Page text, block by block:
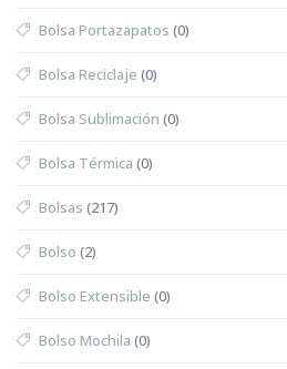
Bolsa Portazapatos (0)
Bolsa Reciclaje (0)
Bolsa Sublimación (0)
Bolsa Térmica (0)
Bolsas (217)
Bolso (2)
Bolso Extensible (0)
Bolso Mochila (0)